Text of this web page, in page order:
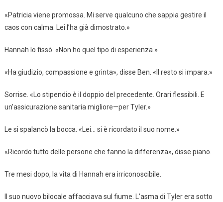
«Patricia viene promossa. Mi serve qualcuno che sappia gestire il
caos con calma. Lei l’ha già dimostrato.»
Hannah lo fissò. «Non ho quel tipo di esperienza.»
«Ha giudizio, compassione e grinta», disse Ben. «Il resto si impara.»
Sorrise. «Lo stipendio è il doppio del precedente. Orari flessibili. E
un’assicurazione sanitaria migliore—per Tyler.»
Le si spalancò la bocca. «Lei… si è ricordato il suo nome.»
«Ricordo tutto delle persone che fanno la differenza», disse piano.
Tre mesi dopo, la vita di Hannah era irriconoscibile.
Il suo nuovo bilocale affacciava sul fiume. L’asma di Tyler era sotto